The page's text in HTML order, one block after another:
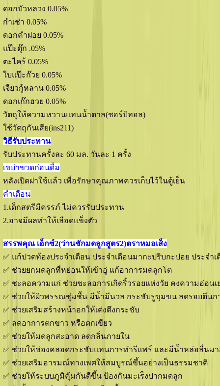
ดอกบัวหลวง 0.05%
กำเช่า 0.05%
ดอกคำฝอย 0.05%
แป๊ะตุ๊ก .05%
ตะไคร้ 0.05%
ใบแป๊ะก๊วย 0.05%
เจียวกู้หลาน 0.05%
ดอกเก๊กฮวย 0.05%
วัตถุให้ความหวานแทนนํ้าตาล(ชอร์บิทอล)
ใช้วัตถุกันเสีย(ins211)
วิธีรับประทาน
รับประทานครั้งละ 60 มล. วันละ 1 ครั้ง
เขย่าขวดก่อนดื่ม
หลังเปิดฝาใช้แล้ว เพื่อรักษาคุณภาพควรเก็บไว้ในตู้เย็น
คำเตือน
1.เด็กสตรีมีครรภ์ ไม่ควรรับประทาน
2.อาจมีผลทำให้เลือดแข็งตัว
สรรพคุณ เอ็กซ์2(ว่านชักมดลูกสูตร2)ตราหมอเส็ง
✅ แก้ปวดท้องประจำเดือน ประจำเดือนมากะปริบกะปอย ประจำ
✅ ช่วยยกมดลูกที่หย่อนให้เข้าอู่ แก้อาการมดลูกโต
✅ ชะลอความแก่ ช่วยชะลอการเกิดริ้วรอยแห่งวัย คงความอ่อนเ
✅ ช่วยให้ผิวพรรณชุ่มชื้น มีน้ำมีนวล กระชับรูขุมขน ลดรอยตีนก
✅ ช่วยเสริมสร้างหน้าอกให้เต่งตึงกระชับ
✅ ลดอาการตกขาว หรือตกเขียว
✅ ช่วยให้มดลูกสะอาด ลดกลิ่นภายใน
✅ ช่วยให้ช่องคลอดกระชับแทนการทำรีแพร์ และมีน้ำหล่อลื่นม
✅ ช่วยเสริมอารมณ์ทางเพศให้สมบูรณ์ขึ้นอย่างเป็นธรรมชาติ
✅ ช่วยให้ระบบภูมิคุ้มกันดีขึ้น ป้องกันมะเร็งปากมดลูก